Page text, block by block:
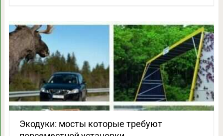
Экодуки: мосты которые требуют